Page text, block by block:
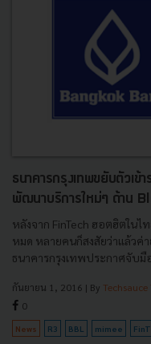
ธนาคารกรุงเทพขยับตัวเ
พัฒนาบริการใหม่ๆ ด้าน
หลังจาก FinTech ฮอตฮิตในไ
หมด หลายคนก็สงสัยว่าแล้วค่
ธนาคารกรุงเทพประกาศจับมือ
กันยายน 1, 2016 | By Techsauce
0
News R3 BBL mimee